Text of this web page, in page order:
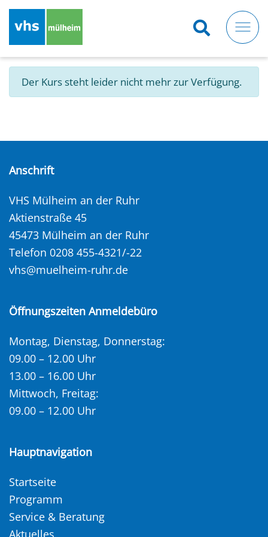
Der Kurs steht leider nicht mehr zur Verfügung.
Anschrift
VHS Mülheim an der Ruhr
Aktienstraße 45
45473 Mülheim an der Ruhr
Telefon 0208 455-4321/-22
vhs@muelheim-ruhr.de
Öffnungszeiten Anmeldebüro
Montag, Dienstag, Donnerstag:
09.00 – 12.00 Uhr
13.00 – 16.00 Uhr
Mittwoch, Freitag:
09.00 – 12.00 Uhr
Hauptnavigation
Startseite
Programm
Service & Beratung
Aktuelles